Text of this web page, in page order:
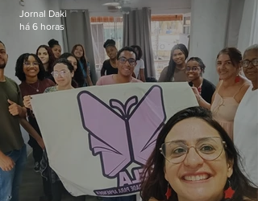
Jornal Daki
há 6 horas